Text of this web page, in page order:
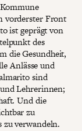
vorderster Front
ist geprägt von
des
die Gesundheit,
Anlässe und
sind
Lehrerinnen;
Und die
zu
zu verwandeln.